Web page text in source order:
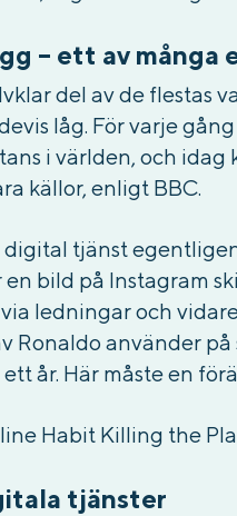
– ett av många
del av de flestas
låg. För varje
i världen, och idag
källor, enligt BBC.
tjänst
bild på Instagram
ledningar och
Ronaldo använder
år. Här måste en
Habit Killing the
tjänster